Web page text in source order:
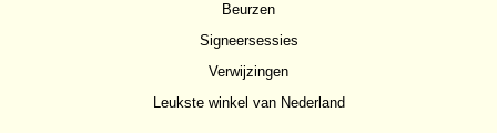
Beurzen
Signeersessies
Verwijzingen
Leukste winkel van Nederland